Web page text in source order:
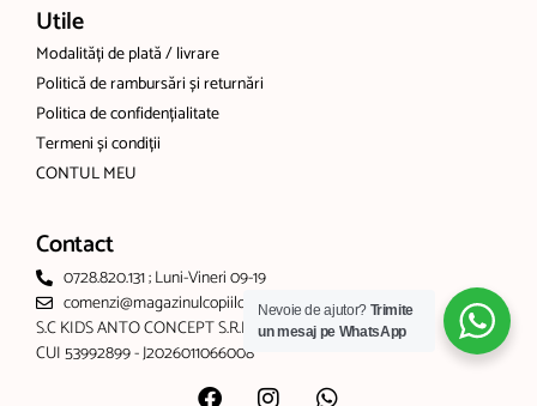
Utile
Modalități de plată / livrare
Politică de rambursări și returnări
Politica de confidențialitate
Termeni și condiții
CONTUL MEU
Contact
0728.820.131 ; Luni-Vineri 09-19
comenzi@magazinulcopiilor.com
S.C KIDS ANTO CONCEPT S.R.L
CUI 53992899 - J2026011066008
Nevoie de ajutor? Trimite
un mesaj pe WhatsApp